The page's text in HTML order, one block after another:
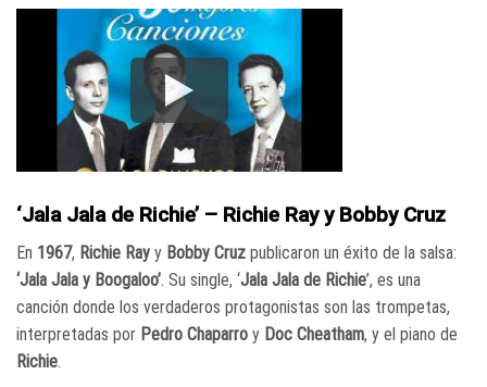
‘Jala Jala de Richie’ – Richie Ray y Bobby Cruz
En 1967, Richie Ray y Bobby Cruz publicaron un éxito de la salsa:
‘Jala Jala y Boogaloo’. Su single, ‘Jala Jala de Richie’, es una
canción donde los verdaderos protagonistas son las trompetas,
interpretadas por Pedro Chaparro y Doc Cheatham, y el piano de
Richie.